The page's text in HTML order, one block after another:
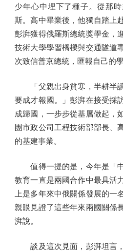
少年心中埋下了種子。從那
斯。高中畢業後，他獨自踏上
彭湃獲得俄羅斯總統獎學金，
技術大學學習橋樑與交通隧道
次致信普京總統，匯報自己的
「父親出身貧寒，半耕半
要成才報國。」彭湃在接受採
成歸國，一步步從基層做起，
團市政公司工程技術部部長、
的基建事業。
值得一提的是，今年是「中
教育一直是兩國合作中最具活
上是多年來中俄關係發展的一
親眼見證了這些年來兩國關係
湃說。
談及這次見面，彭湃坦言